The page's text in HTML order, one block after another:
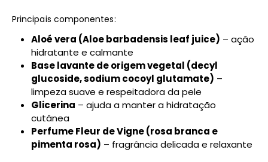
Principais componentes:
Aloé vera (Aloe barbadensis leaf juice) – ação
hidratante e calmante
Base lavante de origem vegetal (decyl
glucoside, sodium cocoyl glutamate) –
limpeza suave e respeitadora da pele
Glicerina – ajuda a manter a hidratação
cutânea
Perfume Fleur de Vigne (rosa branca e
pimenta rosa) – fragrância delicada e relaxante